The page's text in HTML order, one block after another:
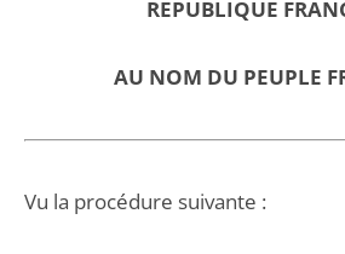
REPUBLIQUE
AU NOM DU PEUPLE
Vu la procédure suivante :